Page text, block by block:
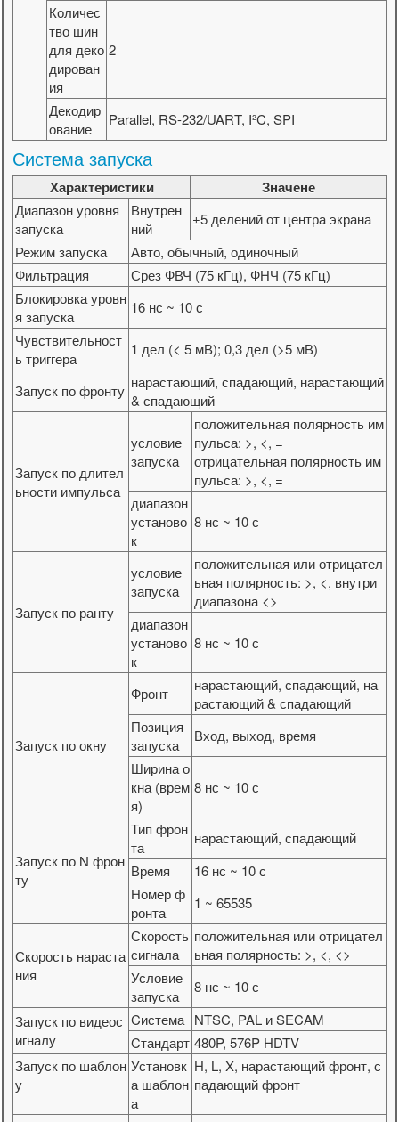
Количес
тво шин
для деко
дирован
ия
2
Декодир
ование
Parallel, RS-232/UART, I²C, SPI
Система запуска
Характеристики Значене
Диапазон уровня
запуска
Внутрен
ний
±5 делений от центра экрана
Режим запуска
Авто, обычный, одиночный
Фильтрация
Срез ФВЧ (75 кГц), ФНЧ (75 кГц)
Блокировка уровн
я запуска
16 нс ~ 10 с
Чувствительност
ь триггера
1 дел (< 5 мВ); 0,3 дел (>5 мВ)
Запуск по фронту нарастающий, спадающий, нарастающий
& спадающий
Запуск по длител
ьности импульса
условие
запуска
положительная полярность им
пульса: >, <, =
отрицательная полярность им
пульса: >, <, =
диапазон
установо
к
8 нс ~ 10 с
Запуск по ранту
условие
запуска
положительная или отрицател
ьная полярность: >, <, внутри
диапазона <>
диапазон
установо
к
8 нс ~ 10 с
Запуск по окну
Фронт
нарастающий, спадающий, на
растающий & спадающий
Позиция
запуска
Вход, выход, время
Ширина о
кна (врем
я)
8 нс ~ 10 с
Запуск по N фрон
ту
Тип фрон
та
нарастающий, спадающий
Время
16 нс ~ 10 с
Номер ф
ронта
1 ~ 65535
Скорость нараста
ния
Скорость
сигнала
положительная или отрицател
ьная полярность: >, <, <>
Условие
запуска
8 нс ~ 10 с
Запуск по видеос
игналу
Cистема NTSC, PAL и SECAM
Cтандарт 480P, 576P HDTV
Запуск по шаблон
у
Установк
а шаблон
а
H, L, X, нарастающий фронт, с
падающий фронт